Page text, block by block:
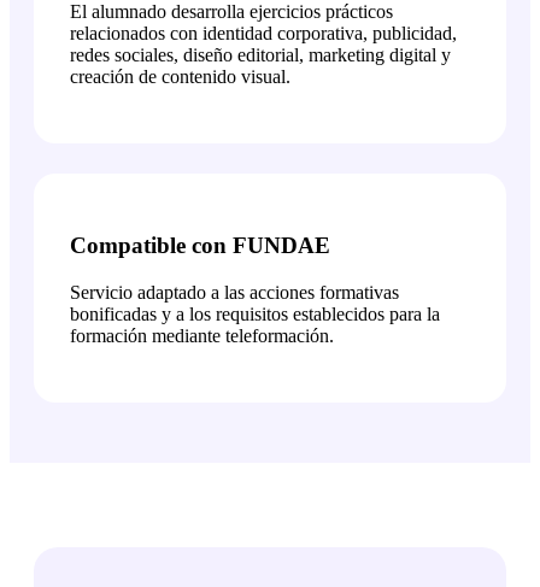
El alumnado desarrolla ejercicios prácticos
relacionados con identidad corporativa, publicidad,
redes sociales, diseño editorial, marketing digital y
creación de contenido visual.
Compatible con FUNDAE
Servicio adaptado a las acciones formativas
bonificadas y a los requisitos establecidos para la
formación mediante teleformación.